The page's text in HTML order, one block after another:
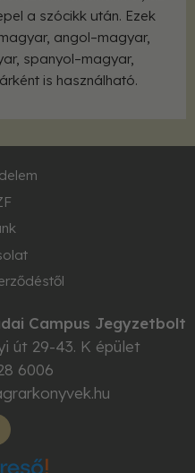
a szócikk után. Ezek
angol–magyar,
spanyol–magyar,
is használható.
Campus Jegyzetbolt
út 29-43. K épület
6006